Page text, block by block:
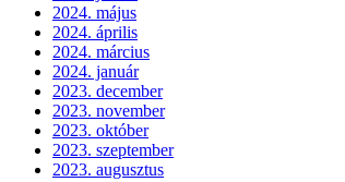
2024. május
2024. április
2024. március
2024. január
2023. december
2023. november
2023. október
2023. szeptember
2023. augusztus